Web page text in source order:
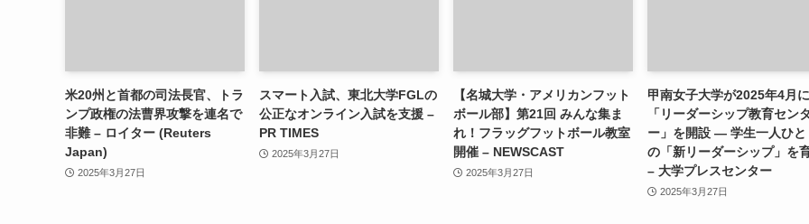
米20州と首都の司法長官、トラ
ンプ政権の法曹界攻撃を連名で
非難 – ロイター (Reuters
Japan)
2025年3月27日
スマート入試、東北大学FGLの
公正なオンライン入試を支援 –
PR TIMES
2025年3月27日
【名城大学・アメリカンフット
ボール部】第21回 みんな集ま
れ！フラッグフットボール教室
開催 – NEWSCAST
2025年3月27日
甲南女子大学が2025年4月に
「リーダーシップ教育セン
ー」を開設 ― 学生一人ひと
の「新リーダーシップ」を
– 大学プレスセンター
2025年3月27日